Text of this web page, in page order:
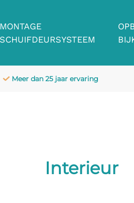
MONTAGE
SCHUIFDEURSYSTEEM
Meer dan 25 jaar ervaring
Interieur